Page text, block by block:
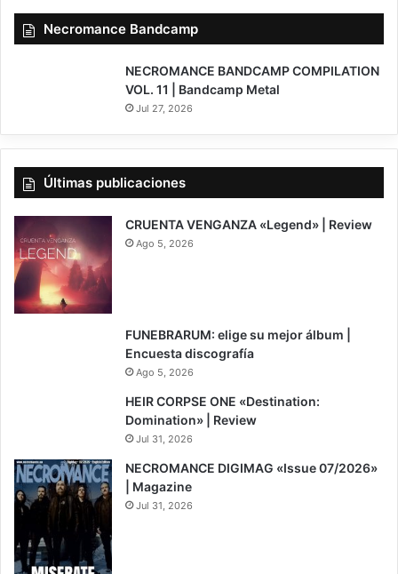
Necromance Bandcamp
NECROMANCE BANDCAMP COMPILATION
VOL. 11 | Bandcamp Metal
Jul 27, 2026
Últimas publicaciones
7
CRUENTA VENGANZA «Legend» | Review
Ago 5, 2026
FUNEBRARUM: elige su mejor álbum |
Encuesta discografía
Ago 5, 2026
HEIR CORPSE ONE «Destination:
Domination» | Review
Jul 31, 2026
NECROMANCE DIGIMAG «Issue 07/2026»
| Magazine
Jul 31, 2026